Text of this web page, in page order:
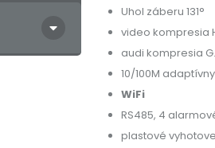
Uhol záberu 131°
video kompresia
audi kompresia
10/100M
WiFi
RS485, 4
plastové